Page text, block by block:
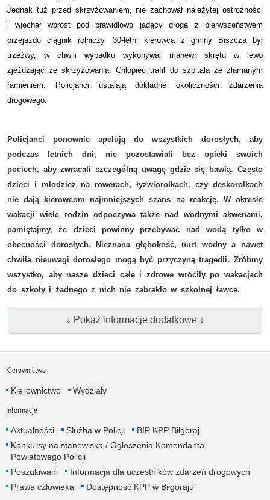
Jednak tuż przed skrzyżowaniem, nie zachował należytej ostrożności
i wjechał wprost pod prawidłowo jadący drogą z pierwszeństwem
przejazdu ciągnik rolniczy. 30-letni kierowca z gminy Biszcza był
trzeźwy, w chwili wypadku wykonywał manewr skrętu w lewo
zjeżdżając ze skrzyżowania. Chłopiec trafił do szpitala ze złamanym
ramieniem. Policjanci ustalają dokładne okoliczności zdarzenia
drogowego.
Policjanci ponownie apelują do wszystkich dorosłych, aby
podczas letnich dni, nie pozostawiali bez opieki swoich
pociech, aby zwracali szczególną uwagę gdzie się bawią. Często
dzieci i młodzież na rowerach, łyżwiorolkach, czy deskorolkach
nie dają kierowcom najmniejszych szans na reakcję. W okresie
wakacji wiele rodzin odpoczywa także nad wodnymi akwenami,
pamiętajmy, że dzieci powinny przebywać nad wodą tylko w
obecności dorosłych. Nieznana głębokość, nurt wodny a nawet
chwila nieuwagi dorosłego mogą być przyczyną tragedii. Zróbmy
wszystko, aby nasze dzieci całe i zdrowe wróciły po wakacjach
do szkoły i żadnego z nich nie zabrakło w szkolnej ławce.
↓ Pokaż informacje dodatkowe ↓
Kierownictwo
Kierownictwo Wydziały
Informacje
Aktualności Służba w Policji
BIP KPP Biłgoraj
Konkursy na stanowiska / Ogłoszenia Komendanta
Powiatowego Policji
Poszukiwani
Informacja dla uczestników zdarzeń drogowych
Prawa człowieka
Dostępność KPP w Biłgoraju